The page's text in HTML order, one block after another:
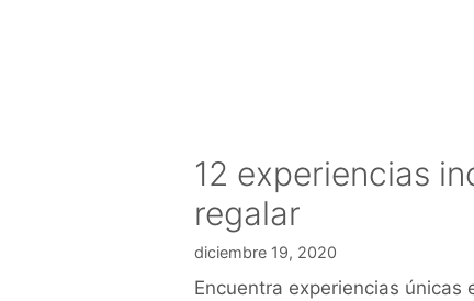
12 experiencias
regalar
diciembre 19, 2020
Encuentra experiencias únicas